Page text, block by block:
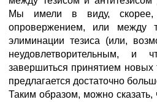
Мы имели в виду,
опровержением, или между
элиминации тезиса (или,
неудовлетворительным, и
завершиться принятием новых
предлагается достаточно
Таким образом, можно сказать,